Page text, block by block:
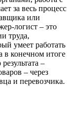
за весь процесс
или
логист – это
труда,
умеет работать
в конечном итоге
–
– через
и перевозчика.